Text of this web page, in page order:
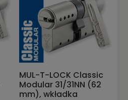
MUL-T-LOCK Classic
Modular 31/31NN (62
mm), wkładka